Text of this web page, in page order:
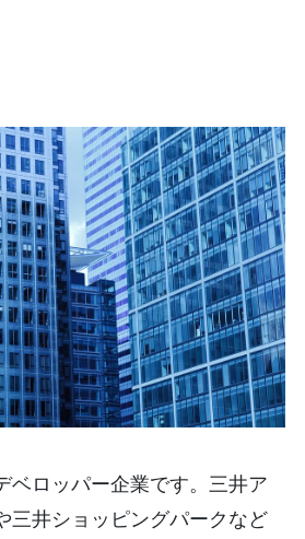
ベロッパー企業です。三井ア
三井ショッピングパークなど